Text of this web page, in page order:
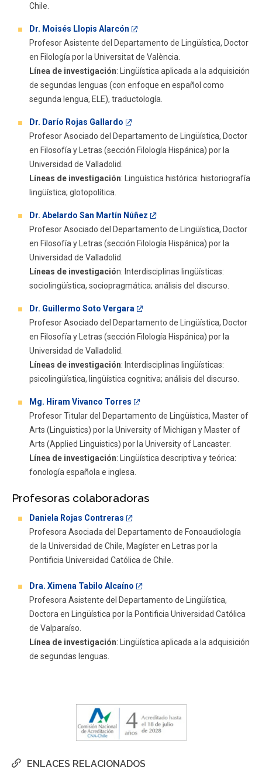
ENLACES RELACIONADOS
Chile.
Dr. Moisés Llopis Alarcón
Profesor Asistente del Departamento de Lingüística, Doctor
en Filología por la Universitat de València.
Línea de investigación: Lingüística aplicada a la adquisición
de segundas lenguas (con enfoque en español como
segunda lengua, ELE), traductología.
Dr. Darío Rojas Gallardo
Profesor Asociado del Departamento de Lingüística, Doctor
en Filosofía y Letras (sección Filología Hispánica) por la
Universidad de Valladolid.
Líneas de investigación: Lingüística histórica: historiografía
lingüística; glotopolítica.
Dr. Abelardo San Martín Núñez
Profesor Asociado del Departamento de Lingüística, Doctor
en Filosofía y Letras (sección Filología Hispánica) por la
Universidad de Valladolid.
Líneas de investigación: Interdisciplinas lingüísticas:
sociolingüística, sociopragmática; análisis del discurso.
Dr. Guillermo Soto Vergara
Profesor Asociado del Departamento de Lingüística, Doctor
en Filosofía y Letras (sección Filología Hispánica) por la
Universidad de Valladolid.
Líneas de investigación: Interdisciplinas lingüísticas:
psicolingüística, lingüística cognitiva; análisis del discurso.
Mg. Hiram Vivanco Torres
Profesor Titular del Departamento de Lingüística, Master of
Arts (Linguistics) por la University of Michigan y Master of
Arts (Applied Linguistics) por la University of Lancaster.
Línea de investigación: Lingüística descriptiva y teórica:
fonología española e inglesa.
Profesoras colaboradoras
Daniela Rojas Contreras
Profesora Asociada del Departamento de Fonoaudiología
de la Universidad de Chile, Magíster en Letras por la
Pontificia Universidad Católica de Chile.
Dra. Ximena Tabilo Alcaíno
Profesora Asistente del Departamento de Lingüística,
Doctora en Lingüística por la Pontificia Universidad Católica
de Valparaíso.
Línea de investigación: Lingüística aplicada a la adquisición
de segundas lenguas.